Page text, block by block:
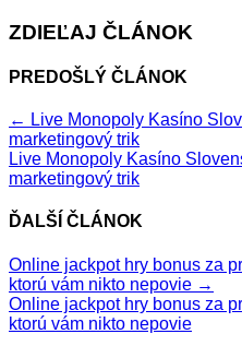
ZDIEĽAJ ČLÁNOK
PREDOŠLÝ ČLÁNOK
← Live Monopoly Kasíno
marketingový trik
Live Monopoly Kasíno
marketingový trik
ĎALŠÍ ČLÁNOK
Online jackpot hry bonus za
ktorú vám nikto nepovie →
Online jackpot hry bonus za
ktorú vám nikto nepovie